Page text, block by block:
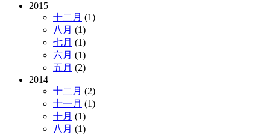
2015
十二月 (1)
八月 (1)
七月 (1)
六月 (1)
五月 (2)
2014
十二月 (2)
十一月 (1)
十月 (1)
八月 (1)